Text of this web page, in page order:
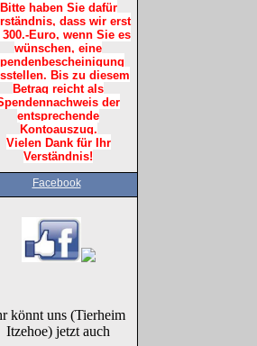
Bitte haben Sie dafür
dass wir erst
300.-Euro, wenn Sie es
wünschen, eine
Bis zu diesem
Betrag reicht als
der
entsprechende
Kontoauszug.
Vielen Dank für Ihr
Verständnis!
Facebook
könnt uns (Tierheim
Itzehoe) jetzt auch